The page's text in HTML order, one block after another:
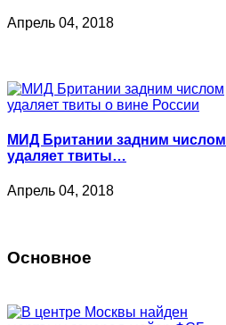
Апрель 04, 2018
МИД Британии задним числом
удаляет твиты…
Апрель 04, 2018
Основное